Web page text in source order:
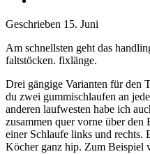
Geschrieben 15. Juni
Am schnellsten geht das
faltstöcken. fixlänge.
Drei gängige Varianten für den
du zwei gummischlaufen an
anderen laufwesten habe ich
zusammen quer vorne über
einer Schlaufe links und rechts.
Köcher ganz hip. Zum Beispiel